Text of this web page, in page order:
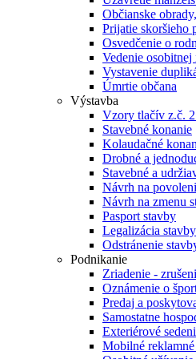
Občianske
Prijatie skoršieho
Osvedčenie o
Vedenie
Vystavenie
Úmrtie občana
Výstavba
Vzory tlačív z.č.
Stavebné konanie
Kolaudačné
Drobné a
Stavebné a
Návrh na
Návrh na zmenu
Pasport stavby
Legalizácia stavby
Odstránenie
Podnikanie
Zriadenie -
Oznámenie o
Predaj a
Samostatne
Exteriérové
Mobilné